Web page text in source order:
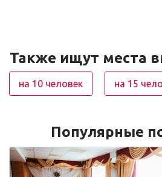
Также ищут места
на 10 человек на 15
Популярные